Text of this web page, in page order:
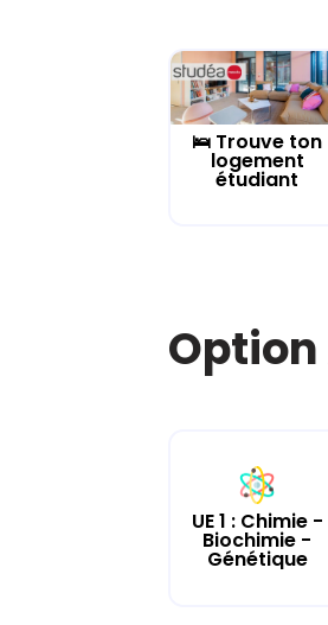
🛌 Trouve ton
logement
étudiant
Option
UE 1 : Chimie -
Biochimie -
Génétique